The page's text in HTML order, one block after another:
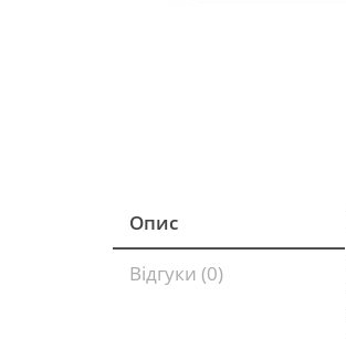
Опис
Відгуки (0)